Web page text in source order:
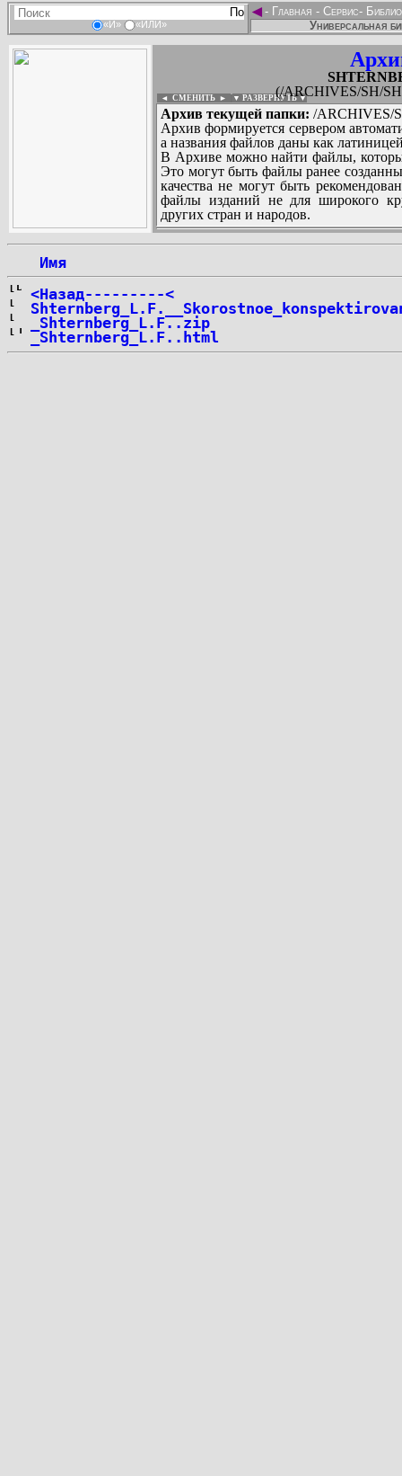
«И» «ИЛИ»
◄- Главная - Сервис-
Универсальная
(/ARCHIVES/SH/
◄ СМЕНИТЬ ► ▼ РАЗВЕРНУТЬ ▼
Архив текущей папки: /ARCHIVES/
Архив формируется сервером
а названия файлов даны как
В Архиве можно найти файлы,
Это могут быть файлы ранее
качества не могут быть
файлы изданий не для широкого
других стран и народов.
Имя
<Назад---------<
_Shternberg_L.F..zip
_Shternberg_L.F..html